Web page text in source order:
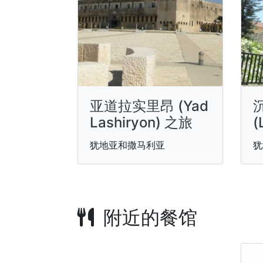
亚道拉实里昂 (Yad
Lashiryon) 之旅
犹地亚和撒马利亚
附近的餐馆